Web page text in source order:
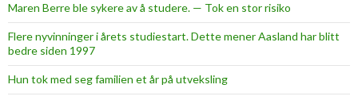
k
a
l
a
Maren Berre ble sykere av å studere. — Tok en stor risiko
Flere nyvinninger i årets studiestart. Dette mener Aasland har blitt
bedre siden 1997
Hun tok med seg familien et år på utveksling